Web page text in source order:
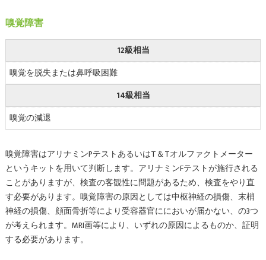
嗅覚障害
12級相当
嗅覚を脱失または鼻呼吸困難
14級相当
嗅覚の減退
嗅覚障害はアリナミンPテストあるいはT＆Tオルファクトメーター
というキットを用いて判断します。アリナミンFテストが施行される
ことがありますが、検査の客観性に問題があるため、検査をやり直
す必要があります。嗅覚障害の原因としては中枢神経の損傷、末梢
神経の損傷、顔面骨折等により受容器官ににおいが届かない、の3つ
が考えられます。MRI画等により、いずれの原因によるものか、証明
する必要があります。